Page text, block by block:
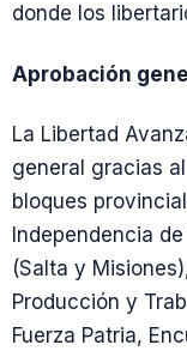
donde los
Aprobación
La Libertad
general gracias al
bloques
Independencia
(Salta y
Producción y
Fuerza Patria,